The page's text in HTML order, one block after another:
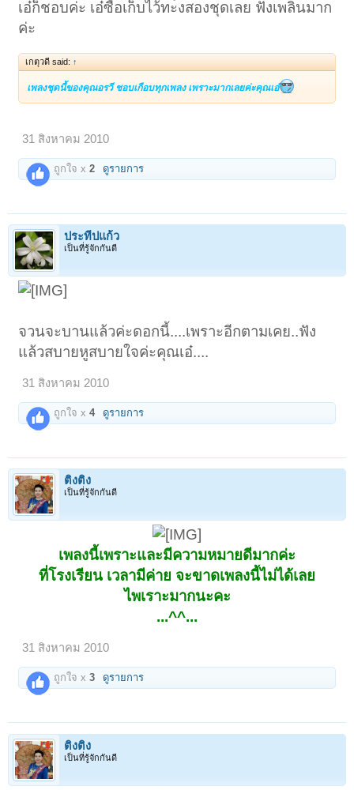
เอ๋ก็ชอบค่ะ เอ๋ซื้อเก็บไว้ทะ้งสองชุดเลย ฟังเพลินมาก
ค่ะ
เกตุวดี said: ↑
เพลงชุดนี้ของคุณอรวี ชอบเกือบทุกเพลง เพราะมากเลยค่ะคุณเอ๋
31 สิงหาคม 2010
ถูกใจ x2 ดูรายการ
ประทีปแก้ว
เป็นที่รู้จักกันดี
จวนจะบานแล้วค่ะดอกนี้....เพราะอีกตามเคย..ฟัง
แล้วสบายหูสบายใจค่ะคุณเอ๋....
31 สิงหาคม 2010
ถูกใจ x4 ดูรายการ
ติงติง
เป็นที่รู้จักกันดี
เพลงนี้เพราะและมีความหมายดีมากค่ะ
ที่โรงเรียน เวลามีค่าย จะขาดเพลงนี้ไม่ได้เลย
ไพเราะมากนะคะ
...^^...
31 สิงหาคม 2010
ถูกใจ x3 ดูรายการ
ติงติง
เป็นที่รู้จักกันดี